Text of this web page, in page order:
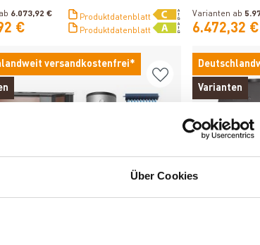
Über Cookies
6.073,92 €
€
Produktdatenblatt
Produktdatenblatt
Varianten ab
6.472,32 €
versandkostenfrei*
Varianten